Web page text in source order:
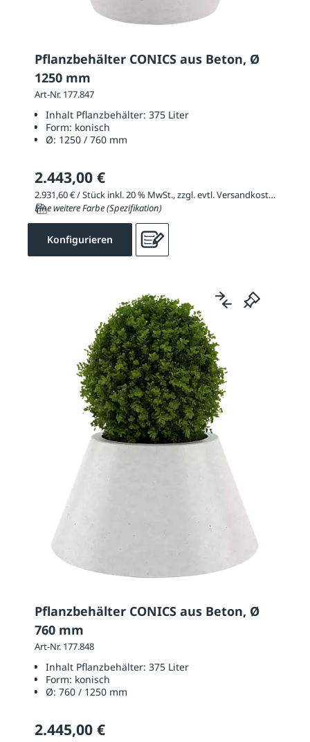
Pflanzbehälter CONICS aus Beton, Ø
1250 mm
Art-Nr. 177.847
Inhalt Pflanzbehälter: 375 Liter
Form: konisch
Ø: 1250 / 760 mm
2.443,00 €
2.931,60 € / Stück inkl. 20 % MwSt., zzgl. evtl. Versandkosten
Eine weitere Farbe (Spezifikation)
Konfigurieren
Pflanzbehälter CONICS aus Beton, Ø
760 mm
Art-Nr. 177.848
Inhalt Pflanzbehälter: 375 Liter
Form: konisch
Ø: 760 / 1250 mm
2.445,00 €